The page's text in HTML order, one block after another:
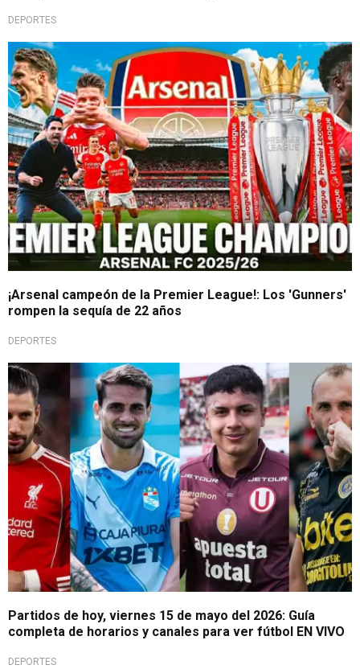
DEPORTES
Gloria en Inglaterra
¡Arsenal campeón de la Premier League!: Los 'Gunners'
rompen la sequía de 22 años
DEPORTES
Toma nota
Partidos de hoy, viernes 15 de mayo del 2026: Guía
completa de horarios y canales para ver fútbol EN VIVO
DEPORTES